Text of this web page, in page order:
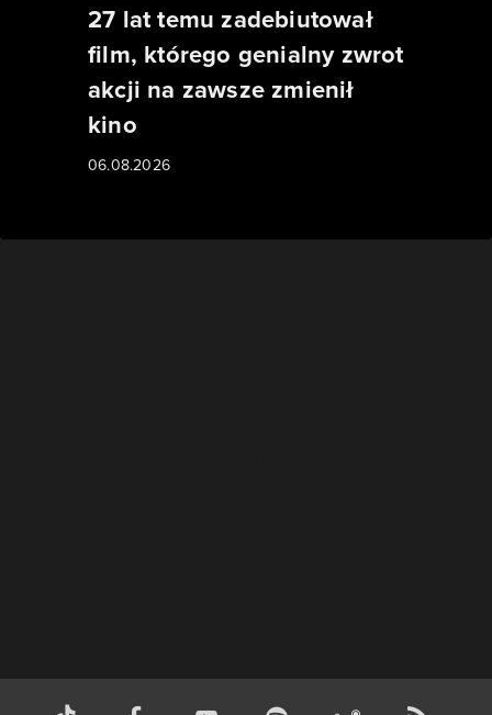
27 lat temu zadebiutował
film, którego genialny zwrot
akcji na zawsze zmienił
kino
06.08.2026